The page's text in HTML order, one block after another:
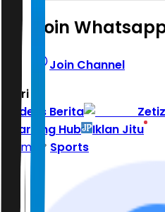
Join
Join Channel
Hari ini
Indeks Berita
Learning Hub
Iklan Jitu
Home
Sports